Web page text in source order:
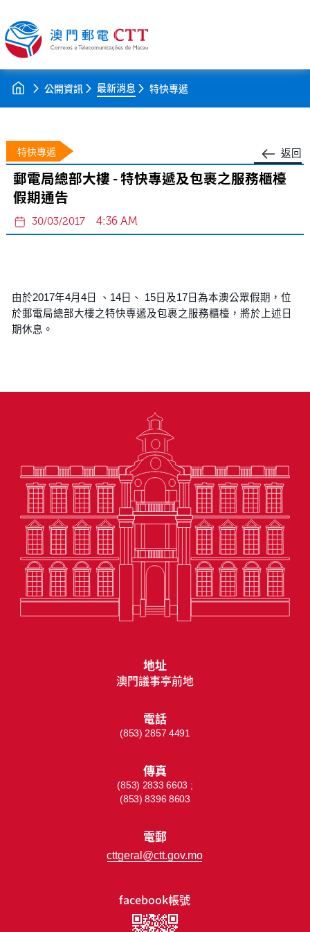
公開資訊 最新消息 特快專遞
返回
特快專遞
郵電局總部大樓 - 特快專遞及包裹之服務櫃檯
假期通告
30/03/2017 4:36 AM
由於2017年4月4日 、14日、 15日及17日為本澳公眾假期，位
於郵電局總部大樓之特快專遞及包裹之服務櫃檯，將於上述日
期休息。
facebook帳號
地址
澳門議事亭前地
電話
(853) 2857 4491
傳真
(853) 2833 6603 ;
(853) 8396 8603
電郵
cttgeral@ctt.gov.mo